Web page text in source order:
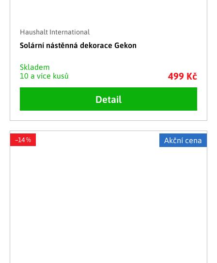
Haushalt International
Solární nástěnná dekorace Gekon
Skladem
10 a více kusů
499 Kč
Detail
Akční cena
–14 %